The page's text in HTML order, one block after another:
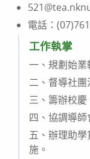
電話：
工作執掌
一、規劃始業
二、督導社
三、籌辦校
四、協調導師
五、辦理助
施。